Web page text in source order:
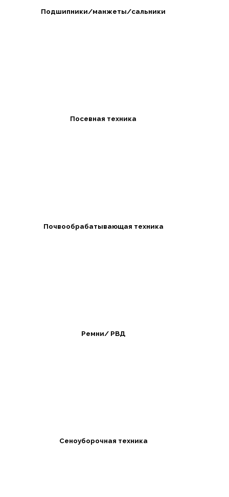
Подшипники/манжеты/сальники
Посевная техника
Почвообрабатывающая техника
Ремни/ РВД
Сеноуборочная техника